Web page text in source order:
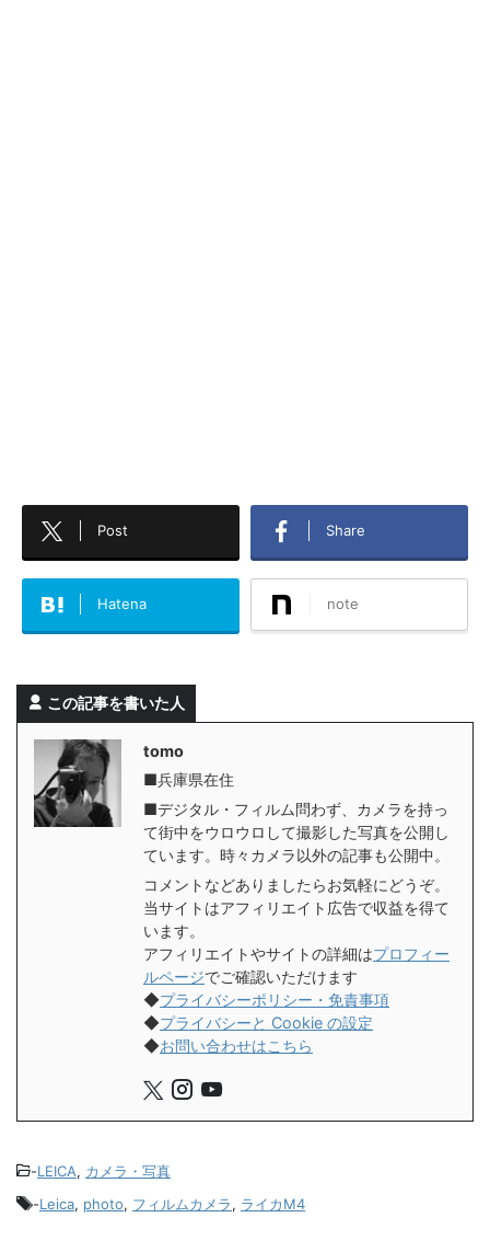
Post Share
Hatena note
この記事を書いた人
tomo
■兵庫県在住
■デジタル・フィルム問わず、カメラを持っ
て街中をウロウロして撮影した写真を公開し
ています。時々カメラ以外の記事も公開中。
コメントなどありましたらお気軽にどうぞ。
当サイトはアフィリエイト広告で収益を得て
います。
アフィリエイトやサイトの詳細はプロフィー
ルページでご確認いただけます
◆プライバシーポリシー・免責事項
◆プライバシーと Cookie の設定
◆お問い合わせはこちら
-LEICA, カメラ・写真
-Leica, photo, フィルムカメラ, ライカM4